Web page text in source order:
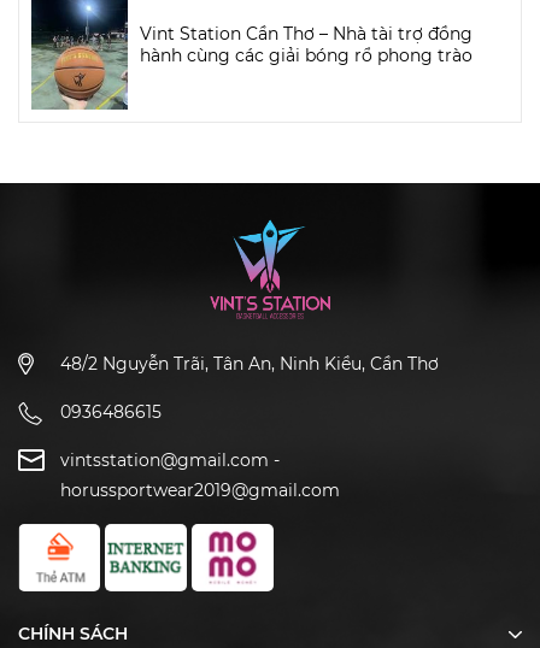
Vint Station Cần Thơ – Nhà tài trợ đồng
hành cùng các giải bóng rổ phong trào
48/2 Nguyễn Trãi, Tân An, Ninh Kiều, Cần Thơ
0936486615
vintsstation@gmail.com -
horussportwear2019@gmail.com
CHÍNH SÁCH